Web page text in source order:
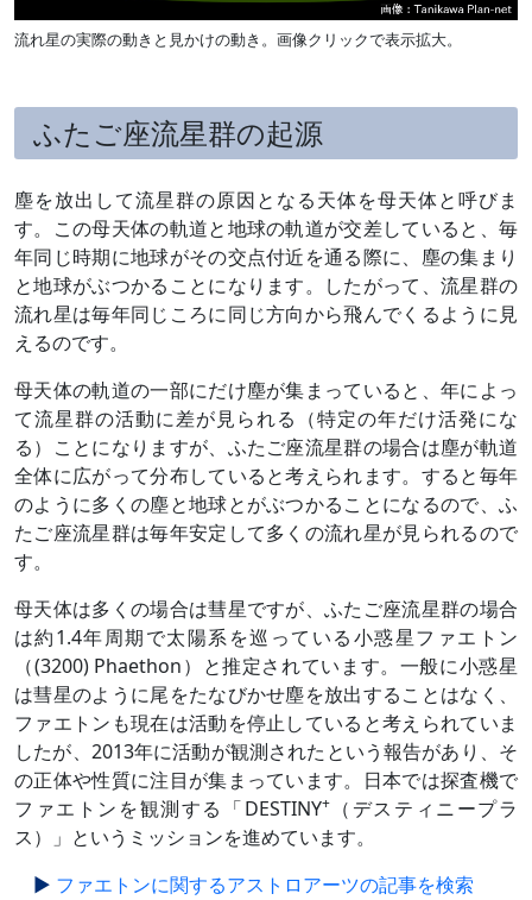
流れ星の実際の動きと見かけの動き。画像クリックで表示拡大。
ふたご座流星群の起源
塵を放出して流星群の原因となる天体を母天体と呼びま
す。この母天体の軌道と地球の軌道が交差していると、毎
年同じ時期に地球がその交点付近を通る際に、塵の集まり
と地球がぶつかることになります。したがって、流星群の
流れ星は毎年同じころに同じ方向から飛んでくるように見
えるのです。
母天体の軌道の一部にだけ塵が集まっていると、年によっ
て流星群の活動に差が見られる（特定の年だけ活発にな
る）ことになりますが、ふたご座流星群の場合は塵が軌道
全体に広がって分布していると考えられます。すると毎年
のように多くの塵と地球とがぶつかることになるので、ふ
たご座流星群は毎年安定して多くの流れ星が見られるので
す。
母天体は多くの場合は彗星ですが、ふたご座流星群の場合
は約1.4年周期で太陽系を巡っている小惑星ファエトン
（(3200) Phaethon）と推定されています。一般に小惑星
は彗星のように尾をたなびかせ塵を放出することはなく、
ファエトンも現在は活動を停止していると考えられていま
したが、2013年に活動が観測されたという報告があり、そ
の正体や性質に注目が集まっています。日本では探査機で
ファエトンを観測する「DESTINY+（デスティニープラ
ス）」というミッションを進めています。
ファエトンに関するアストロアーツの記事を検索